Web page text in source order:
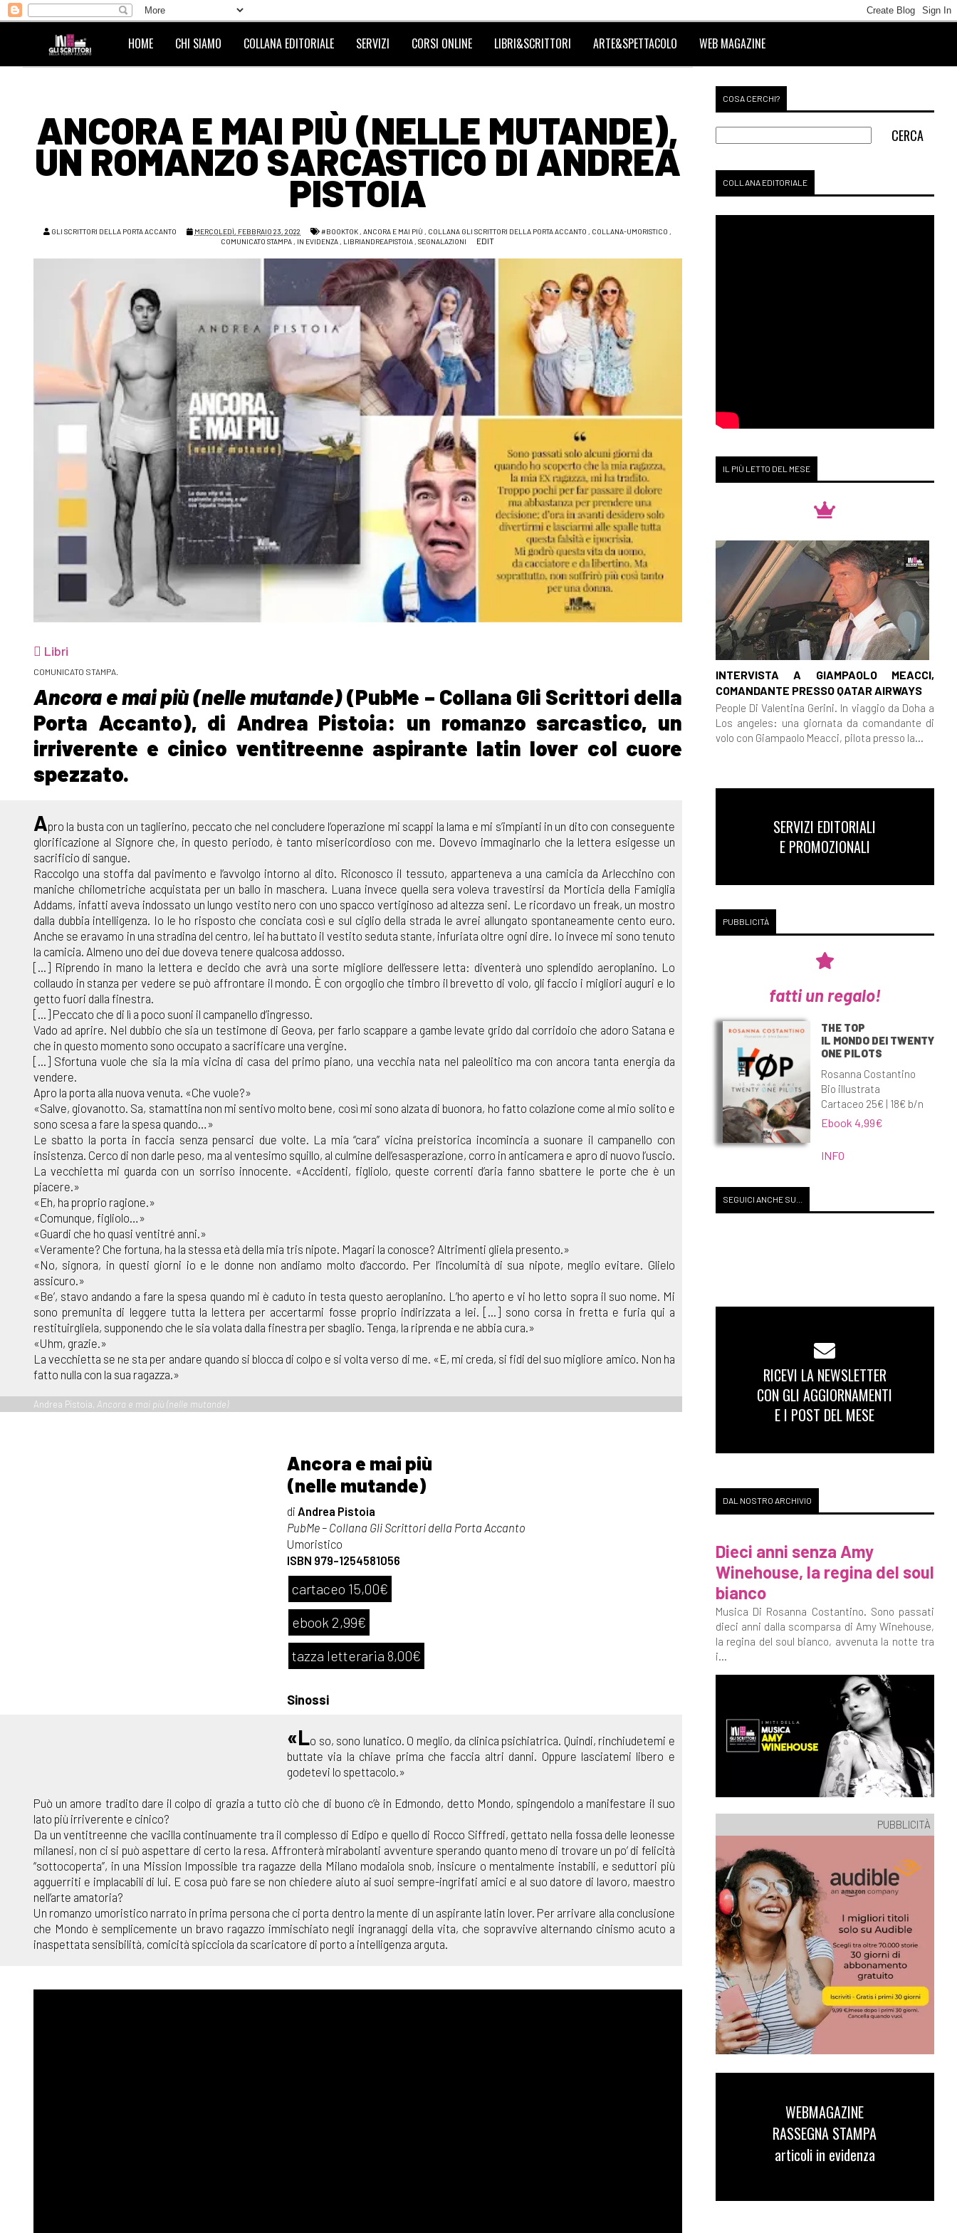
HOME CHI SIAMO COLLANA EDITORIALE SERVIZI CORSI ONLINE LIBRI&SCRITTORI ARTE&SPETTACOLO WEB MAGAZINE
ANCORA E MAI PIÙ (NELLE MUTANDE),
UN ROMANZO SARCASTICO DI ANDREA
PISTOIA
GLI SCRITTORI DELLA PORTA ACCANTO MERCOLEDÌ, FEBBRAIO 23, 2022 #BOOKTOK ,ANCORA E MAI PIÙ , COLLANA GLI SCRITTORI DELLA PORTA ACCANTO , COLLANA-UMORISTICO ,
COMUNICATO STAMPA , IN EVIDENZA , LIBRIANDREAPISTOIA ,SEGNALAZIONI EDIT
Libri
COMUNICATO STAMPA.
Ancora e mai più (nelle mutande)(PubMe – Collana Gli Scrittori della
Porta Accanto), di Andrea Pistoia: un romanzo sarcastico, un
irriverente e cinico ventitreenne aspirante latin lover col cuore
spezzato.
Apro la busta con un taglierino, peccato che nel concludere l’operazione mi scappi la lama e mi s’impianti in un dito con conseguente
glorificazione al Signore che, in questo periodo, è tanto misericordioso con me. Dovevo immaginarlo che la lettera esigesse un
sacrificio di sangue.
Raccolgo una stoffa dal pavimento e l’avvolgo intorno al dito. Riconosco il tessuto, apparteneva a una camicia da Arlecchino con
maniche chilometriche acquistata per un ballo in maschera. Luana invece quella sera voleva travestirsi da Morticia della Famiglia
Addams, infatti aveva indossato un lungo vestito nero con uno spacco vertiginoso ad altezza seni. Le ricordavo un freak, un mostro
dalla dubbia intelligenza. Io le ho risposto che conciata così e sul ciglio della strada le avrei allungato spontaneamente cento euro.
Anche se eravamo in una stradina del centro, lei ha buttato il vestito seduta stante, infuriata oltre ogni dire. Io invece mi sono tenuto
la camicia. Almeno uno dei due doveva tenere qualcosa addosso.
[...] Riprendo in mano la lettera e decido che avrà una sorte migliore dell’essere letta: diventerà uno splendido aeroplanino. Lo
collaudo in stanza per vedere se può affrontare il mondo. È con orgoglio che timbro il brevetto di volo, gli faccio i migliori auguri e lo
getto fuori dalla finestra.
[...] Peccato che di lì a poco suoni il campanello d’ingresso.
Vado ad aprire. Nel dubbio che sia un testimone di Geova, per farlo scappare a gambe levate grido dal corridoio che adoro Satana e
che in questo momento sono occupato a sacrificare una vergine.
[...] Sfortuna vuole che sia la mia vicina di casa del primo piano, una vecchia nata nel paleolitico ma con ancora tanta energia da
vendere.
Apro la porta alla nuova venuta. «Che vuole?»
«Salve, giovanotto. Sa, stamattina non mi sentivo molto bene, così mi sono alzata di buonora, ho fatto colazione come al mio solito e
sono scesa a fare la spesa quando…»
Le sbatto la porta in faccia senza pensarci due volte. La mia “cara” vicina preistorica incomincia a suonare il campanello con
insistenza. Cerco di non darle peso, ma al ventesimo squillo, al culmine dell’esasperazione, corro in anticamera e apro di nuovo l’uscio.
La vecchietta mi guarda con un sorriso innocente. «Accidenti, figliolo, queste correnti d’aria fanno sbattere le porte che è un
piacere.»
«Eh, ha proprio ragione.»
«Comunque, figliolo…»
«Guardi che ho quasi ventitré anni.»
«Veramente? Che fortuna, ha la stessa età della mia tris nipote. Magari la conosce? Altrimenti gliela presento.»
«No, signora, in questi giorni io e le donne non andiamo molto d’accordo. Per l’incolumità di sua nipote, meglio evitare. Glielo
assicuro.»
«Be’, stavo andando a fare la spesa quando mi è caduto in testa questo aeroplanino. L’ho aperto e vi ho letto sopra il suo nome. Mi
sono premunita di leggere tutta la lettera per accertarmi fosse proprio indirizzata a lei. [...] sono corsa in fretta e furia qui a
restituirgliela, supponendo che le sia volata dalla finestra per sbaglio. Tenga, la riprenda e ne abbia cura.»
«Uhm, grazie.»
La vecchietta se ne sta per andare quando si blocca di colpo e si volta verso di me. «E, mi creda, si fidi del suo migliore amico. Non ha
fatto nulla con la sua ragazza.»
Andrea Pistoia, Ancora e mai più (nelle mutande)
Ancora e mai più
(nelle mutande)
di Andrea Pistoia
PubMe – Collana Gli Scrittori della Porta Accanto
Umoristico
ISBN 979-1254581056
cartaceo 15,00€
ebook 2,99€
tazza letteraria 8,00€
Sinossi
«Lo so, sono lunatico. O meglio, da clinica psichiatrica. Quindi, rinchiudetemi e
buttate via la chiave prima che faccia altri danni. Oppure lasciatemi libero e
godetevi lo spettacolo.»
Può un amore tradito dare il colpo di grazia a tutto ciò che di buono c’è in Edmondo, detto Mondo, spingendolo a manifestare il suo
lato più irriverente e cinico?
Da un ventitreenne che vacilla continuamente tra il complesso di Edipo e quello di Rocco Siffredi, gettato nella fossa delle leonesse
milanesi, non ci si può aspettare di certo la resa. Affronterà mirabolanti avventure sperando quanto meno di trovare un po’ di felicità
“sottocoperta”, in una Mission Impossible tra ragazze della Milano modaiola snob, insicure o mentalmente instabili, e seduttori più
agguerriti e implacabili di lui. E cosa può fare se non chiedere aiuto ai suoi sempre-ingrifati amici e al suo datore di lavoro, maestro
nell’arte amatoria?
Un romanzo umoristico narrato in prima persona che ci porta dentro la mente di un aspirante latin lover. Per arrivare alla conclusione
che Mondo è semplicemente un bravo ragazzo immischiato negli ingranaggi della vita, che sopravvive alternando cinismo acuto a
inaspettata sensibilità, comicità spicciola da scaricatore di porto a intelligenza arguta.
COSA CERCHI?
COLLANA EDITORIALE
IL PIÙ LETTO DEL MESE
INTERVISTA A GIAMPAOLO MEACCI,
COMANDANTE PRESSO QATAR AIRWAYS
People Di Valentina Gerini. In viaggio da Doha a
Los angeles: una giornata da comandante di
volo con Giampaolo Meacci, pilota presso la...
SERVIZI EDITORIALI
E PROMOZIONALI
PUBBLICITÀ
fatti un regalo!
THE TOP
IL MONDO DEI TWENTY
ONE PILOTS
Rosanna Costantino
Bio illustrata
Cartaceo 25€ | 18€ b/n
Ebook 4,99€
INFO
SEGUICI ANCHE SU...
RICEVI LA NEWSLETTER
CON GLI AGGIORNAMENTI
E I POST DEL MESE
DAL NOSTRO ARCHIVIO
Dieci anni senza Amy
Winehouse, la regina del soul
bianco
Musica Di Rosanna Costantino. Sono passati
dieci anni dalla scomparsa di Amy Winehouse,
la regina del soul bianco, avvenuta la notte tra
i...
PUBBLICITÀ
WEBMAGAZINE
RASSEGNA STAMPA
articoli in evidenza